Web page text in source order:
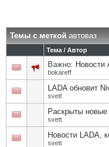
Темы с меткойавтоваз
Тема / Автор
Важно:
bokareff
LADA обновит
svett
Раскрыты
svett
Новости LADA,
svett